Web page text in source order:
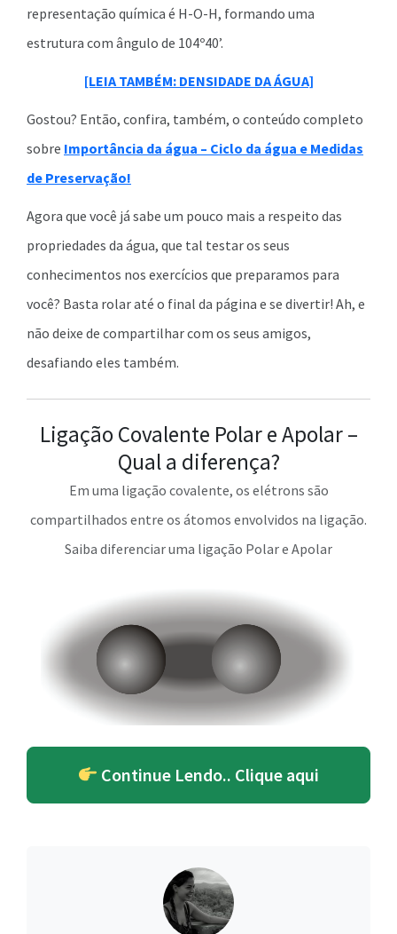
representação química é H-O-H, formando uma
estrutura com ângulo de 104º40’.
[LEIA TAMBÉM: DENSIDADE DA ÁGUA]
Gostou? Então, confira, também, o conteúdo completo
sobre Importância da água – Ciclo da água e Medidas
de Preservação!
Agora que você já sabe um pouco mais a respeito das
propriedades da água, que tal testar os seus
conhecimentos nos exercícios que preparamos para
você? Basta rolar até o final da página e se divertir! Ah, e
não deixe de compartilhar com os seus amigos,
desafiando eles também.
Ligação Covalente Polar e Apolar –
Qual a diferença?
Em uma ligação covalente, os elétrons são
compartilhados entre os átomos envolvidos na ligação.
Saiba diferenciar uma ligação Polar e Apolar
Continue Lendo.. Clique aqui